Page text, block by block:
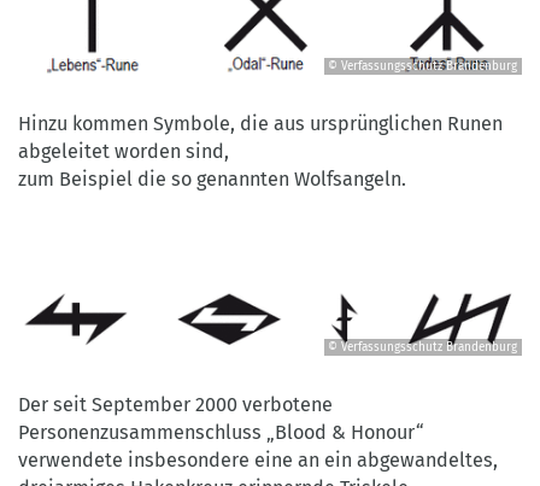
Verfassungsschutz
Brandenburg
© Verfassungsschutz Brandenburg
Hinzu kommen Symbole, die aus ursprünglichen Runen
abgeleitet worden sind,
zum Beispiel die so genannten Wolfsangeln.
Verfassungsschutz
Brandenburg
© Verfassungsschutz Brandenburg
Der seit September 2000 verbotene
Personenzusammenschluss „Blood & Honour“
verwendete insbesondere eine an ein abgewandeltes,